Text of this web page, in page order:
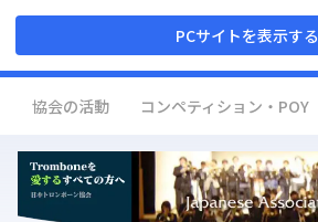
PCサイトを表示する
協会の活動 コンペティション・POY